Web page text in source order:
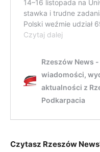
Czytasz Rzeszów